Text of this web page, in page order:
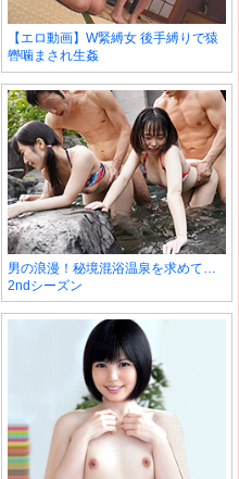
【エロ動画】W緊縛女 後手縛りで猿
轡噛まされ生姦
男の浪漫！秘境混浴温泉を求めて…
2ndシーズン